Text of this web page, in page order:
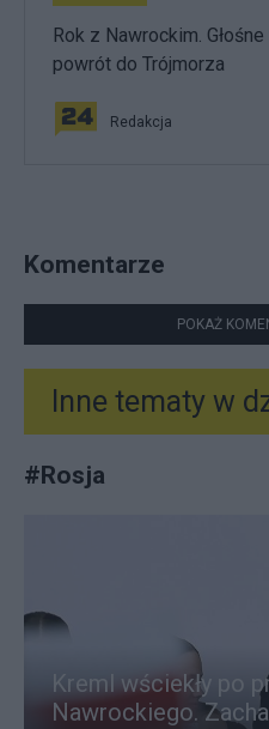
Rok z Nawrockim.
powrót do Trójmorza
Redakcja
Komentarze
POKAŻ
Inne tematy w
#Rosja
Kreml wściekły po
Nawrockiego.